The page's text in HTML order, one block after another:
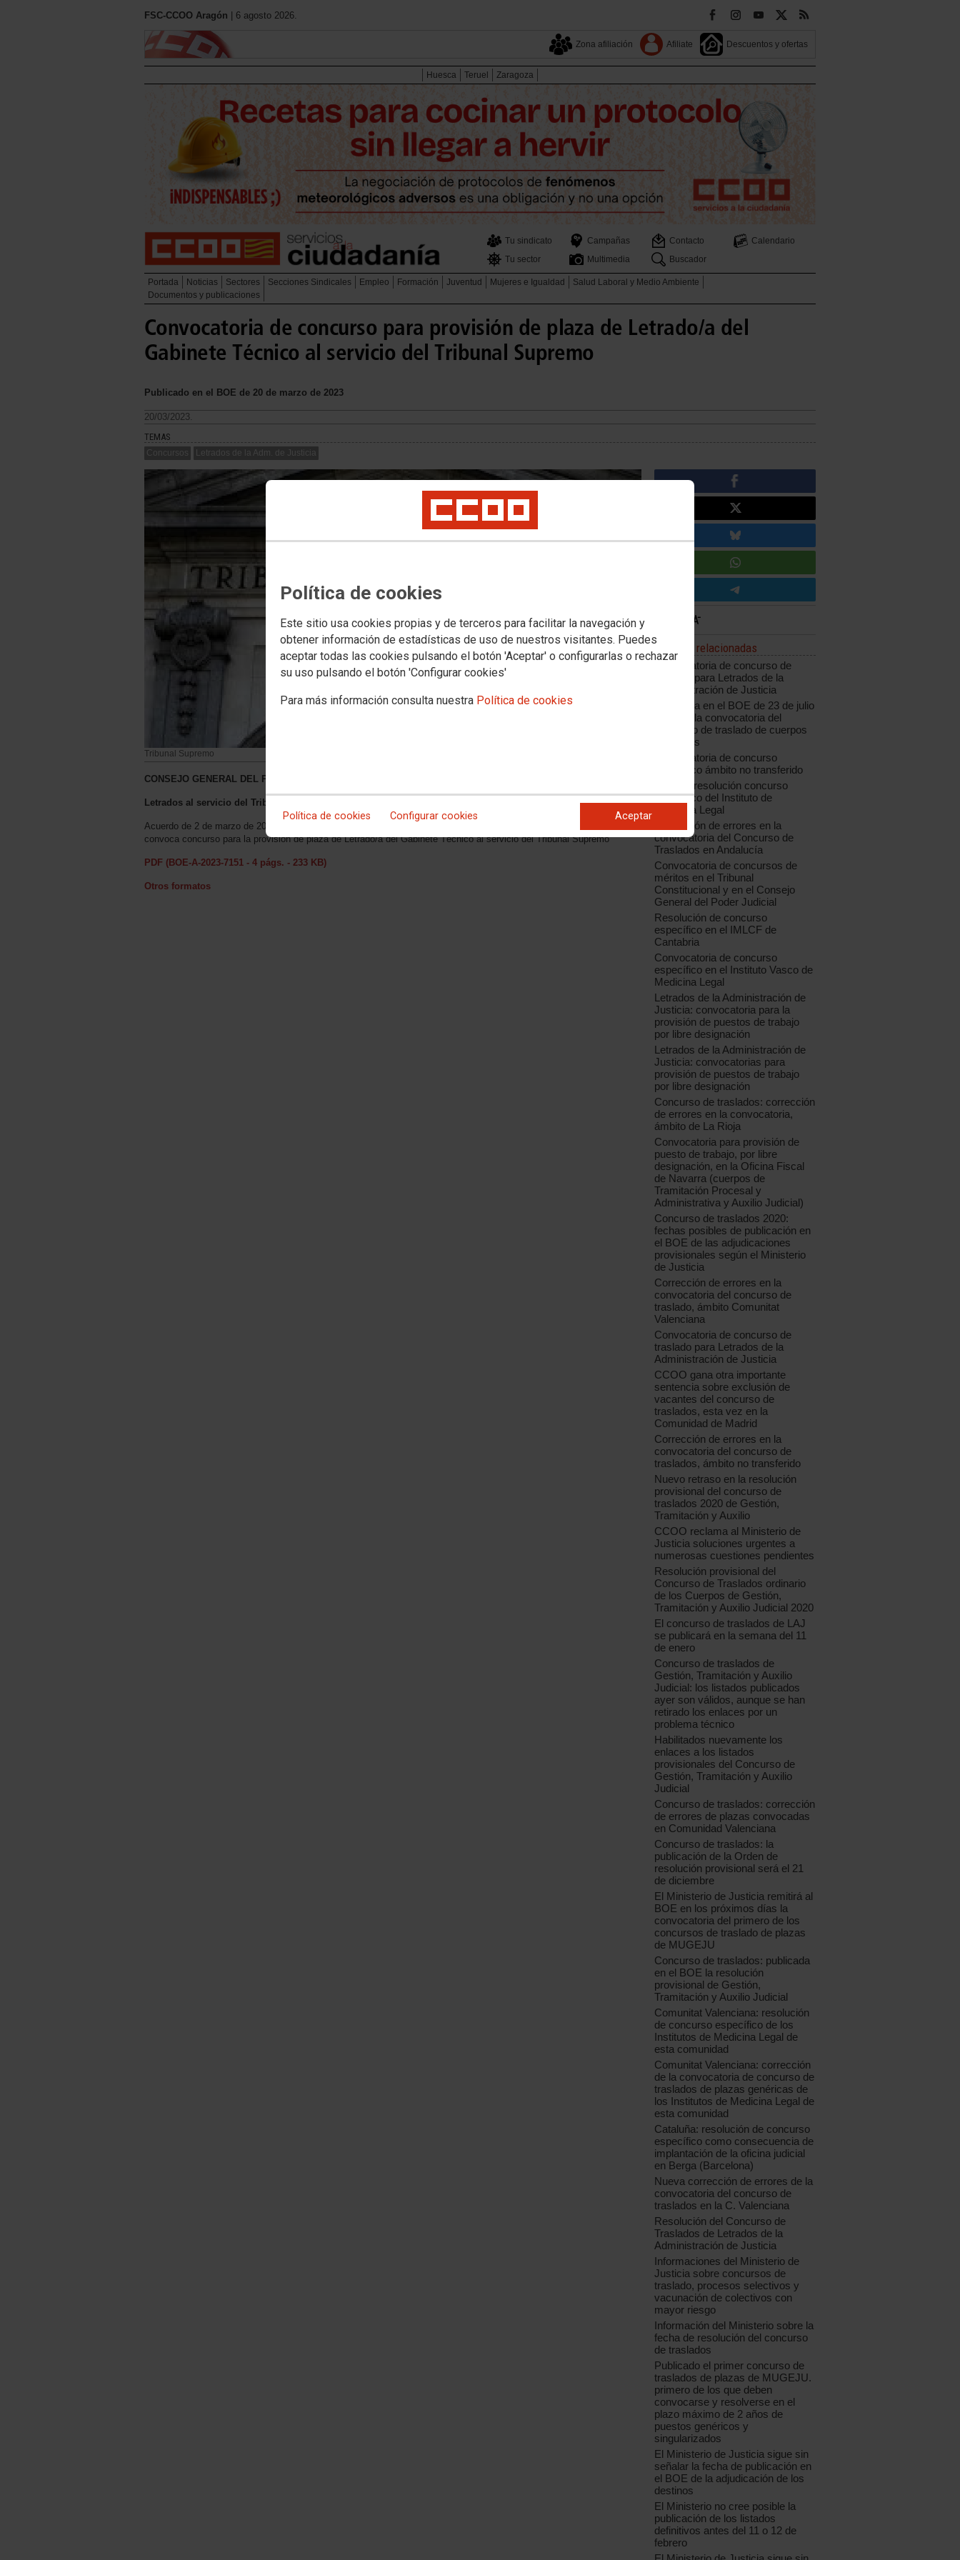
Política de cookies
Este sitio usa cookies propias y de terceros para facilitar la navegación y
obtener información de estadísticas de uso de nuestros visitantes. Puedes
aceptar todas las cookies pulsando el botón 'Aceptar' o configurarlas o rechazar
su uso pulsando el botón 'Configurar cookies'
Para más información consulta nuestra Política de cookies
Política de cookies Configurar cookies Aceptar
FSC-CCOO Aragón | 6 agosto 2026.
Zona afiliación Afiliate Descuentos y ofertas
Huesca Teruel Zaragoza
Tu sindicato Campañas Contacto
Calendario
Tu sector
Multimedia Buscador
Portada Noticias Sectores Secciones Sindicales Empleo Formación Juventud Mujeres e Igualdad
Salud Laboral y Medio Ambiente
Documentos y publicaciones
Convocatoria de concurso para provisión de plaza de Letrado/a del
Gabinete Técnico al servicio del Tribunal Supremo
Publicado en el BOE de 20 de marzo de 2023
20/03/2023.
TEMAS
Concursos Letrados de la Adm. de Justicia
Tribunal Supremo
CONSEJO GENERAL DEL PODER JUDICIAL
Letrados al servicio del Tribunal Supremo
Acuerdo de 2 de marzo de 2023, de la Comisión Permanente del Consejo General del Poder Judicial, por el que se
convoca concurso para la provisión de plaza de Letrado/a del Gabinete Técnico al servicio del Tribunal Supremo
PDF (BOE-A-2023-7151 - 4 págs. - 233 KB)
Otros formatos
Noticias relacionadas
Convocatoria de concurso de
traslado para Letrados de la
Administración de Justicia
Publicada en el BOE de 23 de julio
de 2018 la convocatoria del
concurso de traslado de cuerpos
generales
Convocatoria de concurso
específico ámbito no transferido
Aragón: resolución concurso
específico del Instituto de
Medicina Legal
Corrección de errores en la
convocatoria del Concurso de
Traslados en Andalucía
Convocatoria de concursos de
méritos en el Tribunal
Constitucional y en el Consejo
General del Poder Judicial
Resolución de concurso
específico en el IMLCF de
Cantabria
Convocatoria de concurso
específico en el Instituto Vasco de
Medicina Legal
Letrados de la Administración de
Justicia: convocatoria para la
provisión de puestos de trabajo
por libre designación
Letrados de la Administración de
Justicia: convocatorias para
provisión de puestos de trabajo
por libre designación
Concurso de traslados: corrección
de errores en la convocatoria,
ámbito de La Rioja
Convocatoria para provisión de
puesto de trabajo, por libre
designación, en la Oficina Fiscal
de Navarra (cuerpos de
Tramitación Procesal y
Administrativa y Auxilio Judicial)
Concurso de traslados 2020:
fechas posibles de publicación en
el BOE de las adjudicaciones
provisionales según el Ministerio
de Justicia
Corrección de errores en la
convocatoria del concurso de
traslado, ámbito Comunitat
Valenciana
Convocatoria de concurso de
traslado para Letrados de la
Administración de Justicia
CCOO gana otra importante
sentencia sobre exclusión de
vacantes del concurso de
traslados, esta vez en la
Comunidad de Madrid
Corrección de errores en la
convocatoria del concurso de
traslados, ámbito no transferido
Nuevo retraso en la resolución
provisional del concurso de
traslados 2020 de Gestión,
Tramitación y Auxilio
CCOO reclama al Ministerio de
Justicia soluciones urgentes a
numerosas cuestiones pendientes
Resolución provisional del
Concurso de Traslados ordinario
de los Cuerpos de Gestión,
Tramitación y Auxilio Judicial 2020
El concurso de traslados de LAJ
se publicará en la semana del 11
de enero
Concurso de traslados de
Gestión, Tramitación y Auxilio
Judicial: los listados publicados
ayer son válidos, aunque se han
retirado los enlaces por un
problema técnico
Habilitados nuevamente los
enlaces a los listados
provisionales del Concurso de
Gestión, Tramitación y Auxilio
Judicial
Concurso de traslados: corrección
de errores de plazas convocadas
en Comunidad Valenciana
Concurso de traslados: la
publicación de la Orden de
resolución provisional será el 21
de diciembre
El Ministerio de Justicia remitirá al
BOE en los próximos días la
convocatoria del primero de los
concursos de traslado de plazas
de MUGEJU
Concurso de traslados: publicada
en el BOE la resolución
provisional de Gestión,
Tramitación y Auxilio Judicial
Comunitat Valenciana: resolución
de concurso específico de los
Institutos de Medicina Legal de
esta comunidad
Comunitat Valenciana: corrección
de la convocatoria de concurso de
traslados de plazas genéricas de
los Institutos de Medicina Legal de
esta comunidad
Cataluña: resolución de concurso
específico como consecuencia de
implantación de la oficina judicial
en Berga (Barcelona)
Nueva corrección de errores de la
convocatoria del concurso de
traslados en la C. Valenciana
Resolución del Concurso de
Traslados de Letrados de la
Administración de Justicia
Informaciones del Ministerio de
Justicia sobre concursos de
traslado, procesos selectivos y
vacunación de colectivos con
mayor riesgo
Información del Ministerio sobre la
fecha de resolución del concurso
de traslados
Publicado el primer concurso de
traslados de plazas de MUGEJU.
primero de los que deben
convocarse y resolverse en el
plazo máximo de 2 años de
puestos genéricos y
singularizados
El Ministerio de Justicia sigue sin
señalar la fecha de publicación en
el BOE de la adjudicación de los
destinos
El Ministerio no cree posible la
publicación de los listados
definitivos antes del 11 o 12 de
febrero